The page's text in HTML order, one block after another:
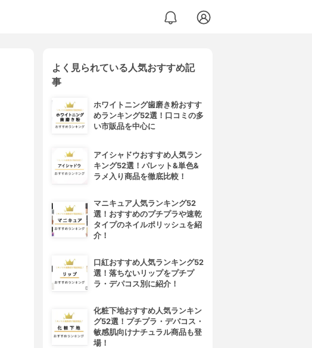
よく見られている人気おすすめ記
事
ホワイトニング歯磨き粉おすす
めランキング52選！口コミの多
い市販品を中心に
アイシャドウおすすめ人気ラン
キング52選！パレット&単色&
ラメ入り商品を徹底比較！
マニキュア人気ランキング52
選！おすすめのプチプラや速乾
タイプのネイルポリッシュを紹
介！
口紅おすすめ人気ランキング52
選！落ちないリップをプチプ
ラ・デパコス別に紹介！
化粧下地おすすめ人気ランキン
グ52選！プチプラ・デパコス・
敏感肌向けナチュラル商品も登
場！